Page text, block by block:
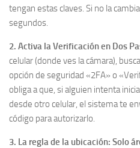
tengan estas claves. Si no la
segundos.
2. Activa la Verificación en Dos
celular (donde ves la cámara),
opción de seguridad «2FA» o
obliga a que, si alguien intenta
desde otro celular, el sistema te
código para autorizarlo.
3. La regla de la ubicación: Solo